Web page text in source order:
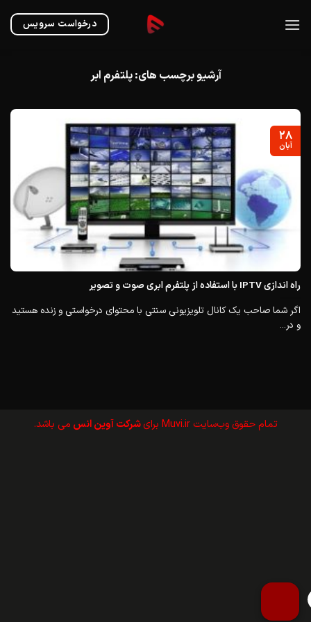
درخواست سرویس
آرشیو برچسب های:پلتفرم ابر
راه اندازی IPTV با استفاده از پلتفرم ابری صوت و تصویر
اگر شما صاحب یک کانال تلویزیونی سنتی با محتوای درخواستی و زنده هستید
و در...
۲۸
آبان
تمام حقوق وب‌سايت Muvi.ir برای شرکت آوین انس می باشد.